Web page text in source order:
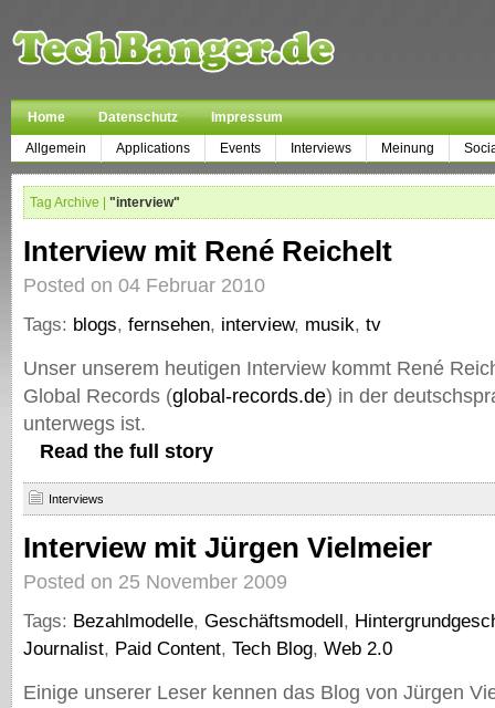
Home Datenschutz
Impressum
Allgemein
Applications Events Interviews Meinung
Tag Archive | "interview"
Interview mit René Reichelt
Posted on 04 Februar 2010
Tags: blogs, fernsehen, interview, musik, tv
Unser unserem heutigen Interview kommt René
Global Records (global-records.de) in der
unterwegs ist.
Read the full story
Interviews
Interview mit Jürgen Vielmeier
Posted on 25 November 2009
Tags: Bezahlmodelle, Geschäftsmodell,
Journalist, Paid Content, Tech Blog, Web 2.0
Einige unserer Leser kennen das Blog von Jürgen